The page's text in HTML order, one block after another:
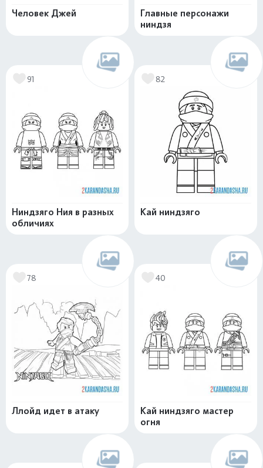
Человек Джей
Главные персонажи
ниндзя
91
Ниндзяго Ния в разных
обличиях
82
Кай ниндзяго
78
Ллойд идет в атаку
40
Кай ниндзяго мастер
огня